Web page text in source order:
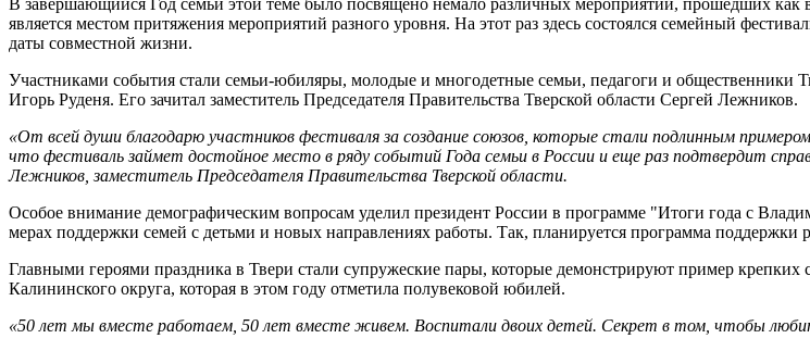
является местом притяжения мероприятий разного уровня. На этот раз здесь состоялся семейный
даты совместной жизни.
Участниками события стали семьи-юбиляры, молодые и многодетные семьи, педагоги и общественники
Игорь Руденя. Его зачитал заместитель Председателя Правительства Тверской области Сергей Лежников.
«От всей души благодарю участников фестиваля за создание союзов, которые стали подлинным
что фестиваль займет достойное место в ряду событий Года семьи в России и еще раз подтвердит
Лежников, заместитель Председателя Правительства Тверской области.
Особое внимание демографическим вопросам уделил президент России в программе "Итоги года с
мерах поддержки семей с детьми и новых направлениях работы. Так, планируется программа поддержки
Главными героями праздника в Твери стали супружеские пары, которые демонстрируют пример
Калининского округа, которая в этом году отметила полувековой юбилей.
«50 лет мы вместе работаем, 50 лет вместе живем. Воспитали двоих детей. Секрет в том, чтобы